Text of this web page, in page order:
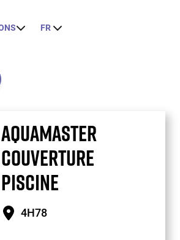
FR
AQUAMASTER
COUVERTURE
PISCINE
4H78